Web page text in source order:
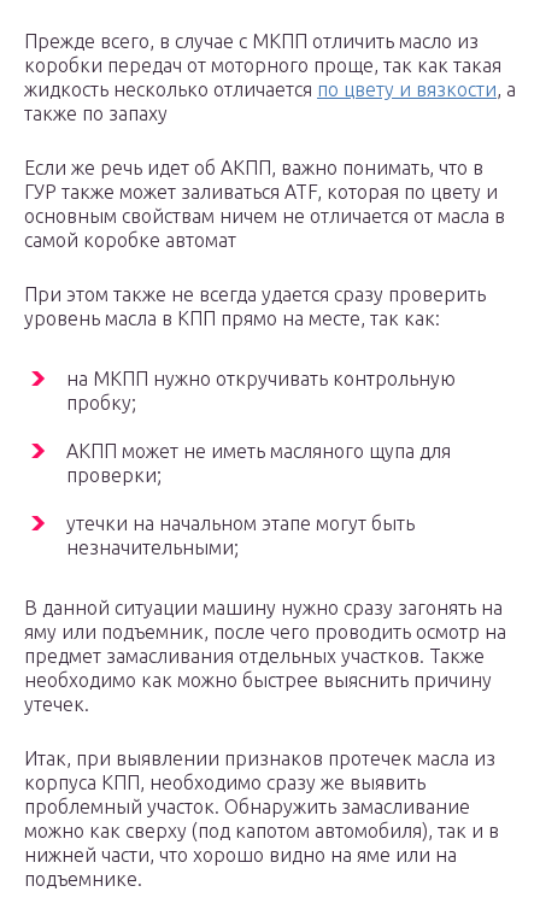
Прежде всего, в случае с МКПП отличить масло из
коробки передач от моторного проще, так как такая
жидкость несколько отличается по цвету и вязкости, а
также по запаху
Если же речь идет об АКПП, важно понимать, что в
ГУР также может заливаться ATF, которая по цвету и
основным свойствам ничем не отличается от масла в
самой коробке автомат
При этом также не всегда удается сразу проверить
уровень масла в КПП прямо на месте, так как:
на МКПП нужно откручивать контрольную
пробку;
АКПП может не иметь масляного щупа для
проверки;
утечки на начальном этапе могут быть
незначительными;
В данной ситуации машину нужно сразу загонять на
яму или подъемник, после чего проводить осмотр на
предмет замасливания отдельных участков. Также
необходимо как можно быстрее выяснить причину
утечек.
Итак, при выявлении признаков протечек масла из
корпуса КПП, необходимо сразу же выявить
проблемный участок. Обнаружить замасливание
можно как сверху (под капотом автомобиля), так и в
нижней части, что хорошо видно на яме или на
подъемнике.